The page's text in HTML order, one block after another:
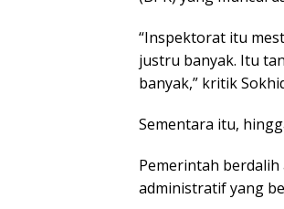
“Inspektorat itu
justru banyak. Itu
banyak,” kritik
Sementara itu,
Pemerintah
administratif yang